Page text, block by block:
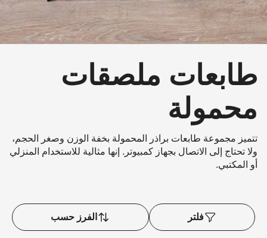
طابعات ملصقات
محمولة
تتميز مجموعة طابعات براذر المحمولة بخفة الوزن وصغر الحجم،
ولا تحتاج إلى الاتصال بجهاز كمبيوتر. إنها مثالية للاستخدام المنزلي
أو المكتبي.
فلتر الفرز حسب